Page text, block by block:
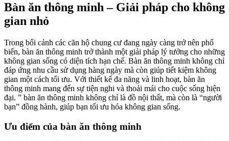
Bàn ăn thông minh – Giải pháp cho không
gian nhỏ
Trong bối cảnh các căn hộ chung cư đang ngày càng trở nên phổ
biến, bàn ăn thông minh trở thành một giải pháp lý tưởng cho những
không gian sống có diện tích hạn chế. Bàn ăn thông minh không chỉ
đáp ứng nhu cầu sử dụng hàng ngày mà còn giúp tiết kiệm không
gian một cách tối ưu. Với thiết kế đa năng và linh hoạt, bàn ăn
thông minh mang đến sự tiện nghi và thoải mái cho cuộc sống hiện
đại. ” bàn ăn thông minh không chỉ là đồ nội thất, mà còn là “người
bạn” đồng hành, giúp bạn tối ưu hóa không gian sống.
Ưu điểm của bàn ăn thông minh